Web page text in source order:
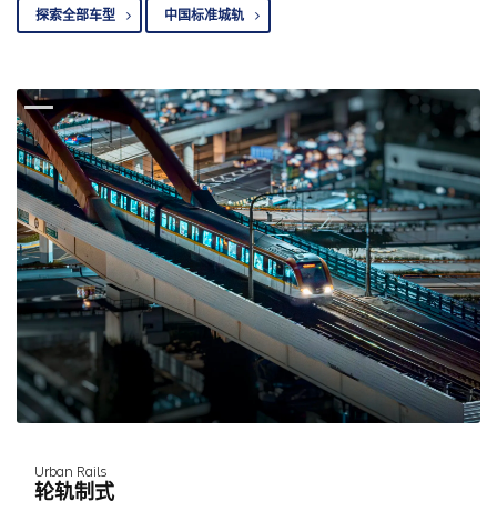
探索全部车型 中国标准城轨
Urban Rails
轮轨制式